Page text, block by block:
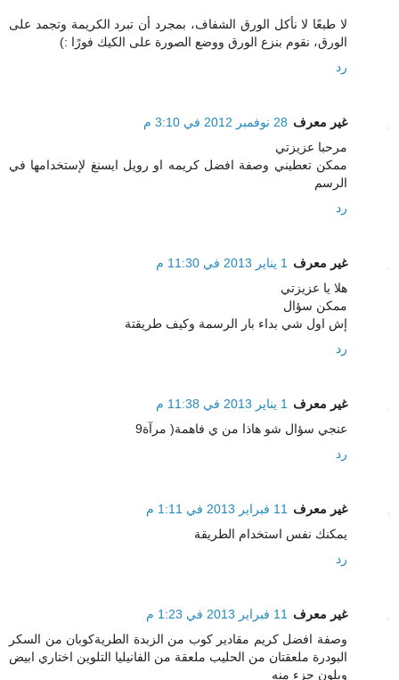
لا طبعًا لا نأكل الورق الشفاف، بمجرد أن تبرد الكريمة وتجمد على
الورق، نقوم بنزع الورق ووضع الصورة على الكيك فورًا :)
رد
غير معرف 28 نوفمبر 2012 في 3:10 م
مرحبا عزيزتي
ممكن تعطيني وصفة افضل كريمه او رويل ايسنغ لإستخدامها في
الرسم
رد
غير معرف
1 يناير 2013 في 11:30 م
هلا يا عزيزتي
ممكن سؤال
إش اول شي بداء بار الرسمة وكيف طريقتة
رد
غير معرف
1 يناير 2013 في 11:38 م
عنجي سؤال شو هاذا من ي فاهمة( مرآة9
رد
غير معرف
11 فبراير 2013 في 1:11 م
يمكنك نفس استخدام الطريقة
رد
غير معرف
11 فبراير 2013 في 1:23 م
وصفة افضل كريم مقادير كوب من الزبدة الطريةكوبان من السكر
البودرة ملعقتان من الحليب ملعقة من الفانيليا التلوين اختاري ابيض
ويلون جزء منه